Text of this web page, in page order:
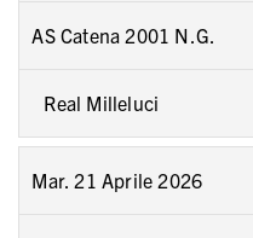
AS Catena 2001 N.G.
Real Milleluci
Mar. 21 Aprile 2026